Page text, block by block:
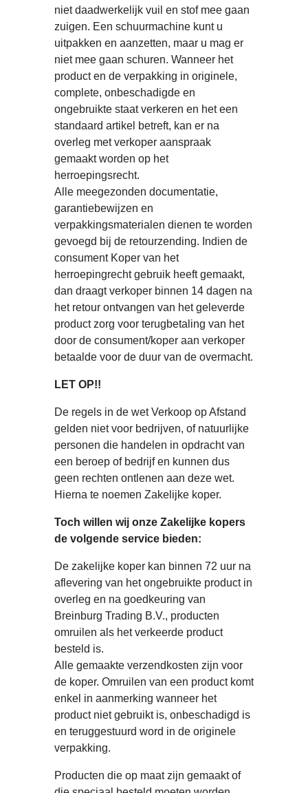
niet daadwerkelijk vuil en stof mee gaan
zuigen. Een schuurmachine kunt u
uitpakken en aanzetten, maar u mag er
niet mee gaan schuren. Wanneer het
product en de verpakking in originele,
complete, onbeschadigde en
ongebruikte staat verkeren en het een
standaard artikel betreft, kan er na
overleg met verkoper aanspraak
gemaakt worden op het
herroepingsrecht.
Alle meegezonden documentatie,
garantiebewijzen en
verpakkingsmaterialen dienen te worden
gevoegd bij de retourzending. Indien de
consument Koper van het
herroepingrecht gebruik heeft gemaakt,
dan draagt verkoper binnen 14 dagen na
het retour ontvangen van het geleverde
product zorg voor terugbetaling van het
door de consument/koper aan verkoper
betaalde voor de duur van de overmacht.
LET OP!!
De regels in de wet Verkoop op Afstand
gelden niet voor bedrijven, of natuurlijke
personen die handelen in opdracht van
een beroep of bedrijf en kunnen dus
geen rechten ontlenen aan deze wet.
Hierna te noemen Zakelijke koper.
Toch willen wij onze Zakelijke kopers
de volgende service bieden:
De zakelijke koper kan binnen 72 uur na
aflevering van het ongebruikte product in
overleg en na goedkeuring van
Breinburg Trading B.V., producten
omruilen als het verkeerde product
besteld is.
Alle gemaakte verzendkosten zijn voor
de koper. Omruilen van een product komt
enkel in aanmerking wanneer het
product niet gebruikt is, onbeschadigd is
en teruggestuurd word in de originele
verpakking.
Producten die op maat zijn gemaakt of